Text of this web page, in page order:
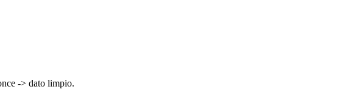
-> dato limpio.